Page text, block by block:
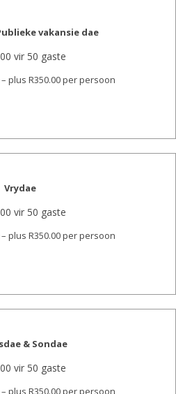
vakansie dae
vir 50 gaste
plus R350.00 per persoon
Vrydae
vir 50 gaste
plus R350.00 per persoon
& Sondae
vir 50 gaste
plus R350.00 per persoon